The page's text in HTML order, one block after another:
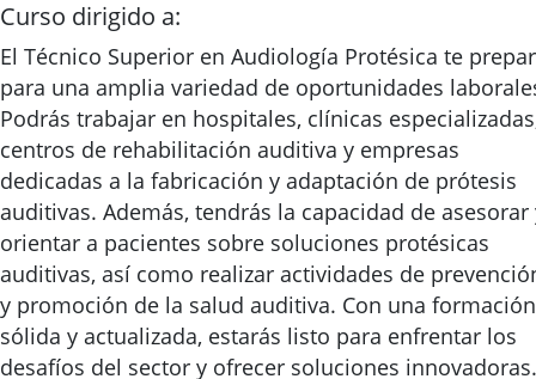
Curso dirigido a:
El Técnico Superior en Audiología Protésica te
para una amplia variedad de oportunidades
Podrás trabajar en hospitales, clínicas
centros de rehabilitación auditiva y empresas
dedicadas a la fabricación y adaptación de prótesis
auditivas. Además, tendrás la capacidad de asesorar
orientar a pacientes sobre soluciones protésicas
auditivas, así como realizar actividades de
y promoción de la salud auditiva. Con una formación
sólida y actualizada, estarás listo para enfrentar los
desafíos del sector y ofrecer soluciones innovadoras.